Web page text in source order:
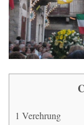
1 Verehrung